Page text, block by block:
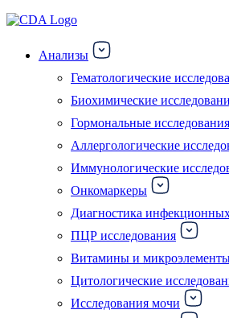
Анализы
Гематологические
Биохимические
Гормональные исследования
Аллергологические
Иммунологические
Онкомаркеры
Диагностика
ПЦР исследования
Витамины и
Цитологические
Исследования мочи